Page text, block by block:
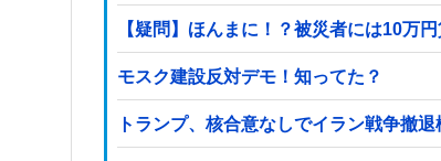
【疑問】ほんまに！？被災者には10万
モスク建設反対デモ！知ってた？
トランプ、核合意なしでイラン戦争撤